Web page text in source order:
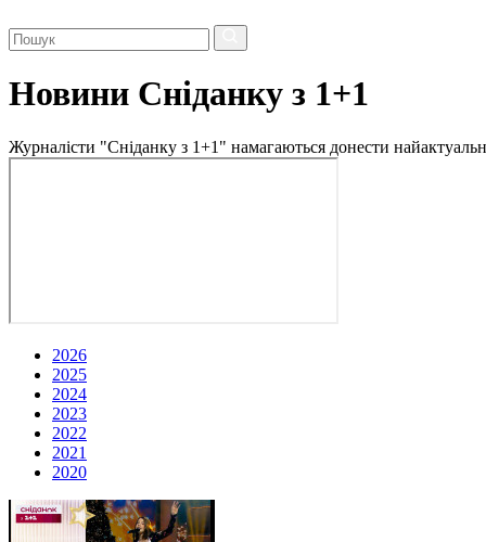
Новини Сніданку з 1+1
Журналісти "Сніданку з 1+1" намагаються донести
2026
2025
2024
2023
2022
2021
2020